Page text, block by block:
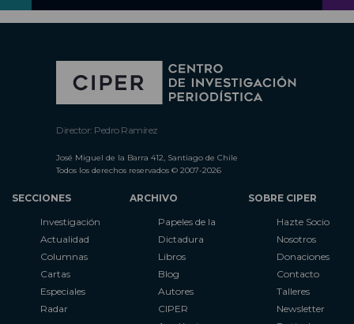
Director: Pedro Ramírez
José Miguel de la Barra 412, Santiago de Chile
Todos los derechos reservados © 2007-2026
SECCIONES
Investigación
Actualidad
Columnas
Cartas
Especiales
Radar
ARCHIVO
Papeles de la
Dictadura
Libros
Blog
Autores
CIPER
SOBRE CIPER
Hazte Socio
Nosotros
Donaciones
Contacto
Talleres
Newsletter